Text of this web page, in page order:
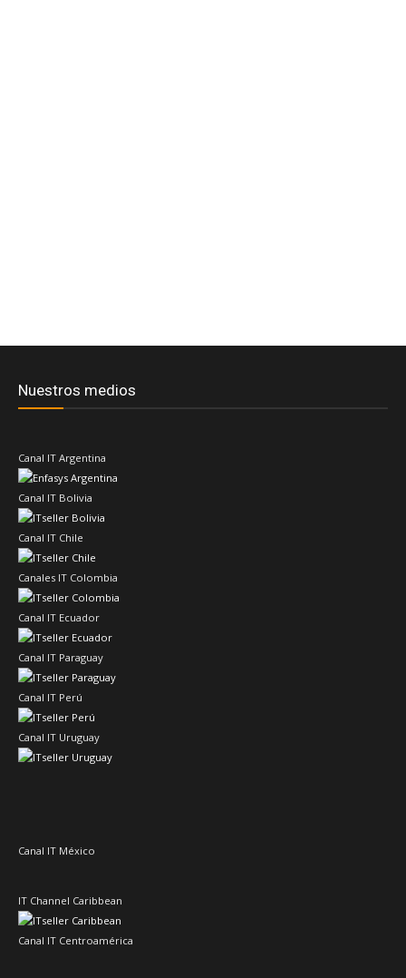
Nuestros medios
Canal IT Argentina
Canal IT Bolivia
Canal IT Chile
Canales IT Colombia
Canal IT Ecuador
Canal IT Paraguay
Canal IT Perú
Canal IT Uruguay
Canal IT México
IT Channel Caribbean
Canal IT Centroamérica